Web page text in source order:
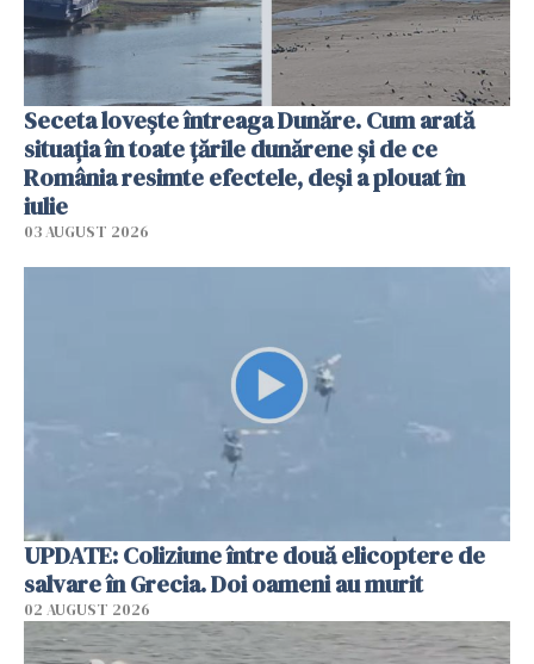
Seceta lovește întreaga Dunăre. Cum arată
situația în toate țările dunărene și de ce
România resimte efectele, deși a plouat în
iulie
03 AUGUST 2026
UPDATE: Coliziune între două elicoptere de
salvare în Grecia. Doi oameni au murit
02 AUGUST 2026